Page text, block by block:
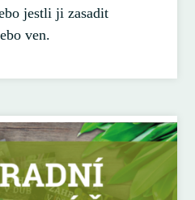
jestli ji zasadit
ven.